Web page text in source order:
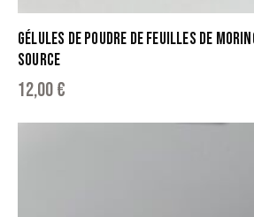
GÉLULES DE POUDRE DE FEUILLES DE
SOURCE
12,00€